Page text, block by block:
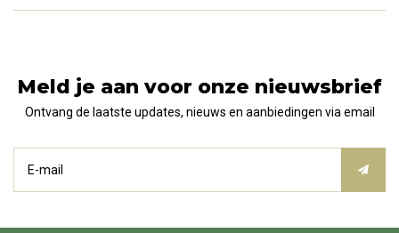
Meld je aan voor onze nieuwsbrief
Ontvang de laatste updates, nieuws en aanbiedingen via email